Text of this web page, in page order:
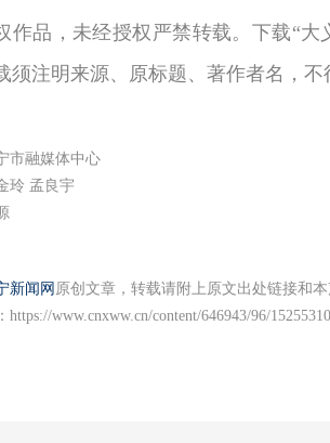
作品，未经授权严禁转载。下载“
须注明来源、原标题、著作者名，不
市融媒体中心
玲 孟良宇
新闻网 原创文章，转载请附上原文出处链接和本
https://www.cnxww.cn/content/646943/96/